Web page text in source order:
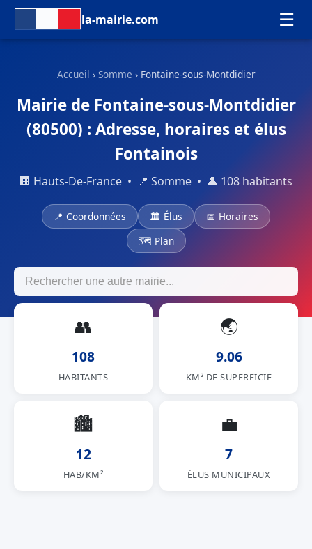
la-mairie.com ☰
Accueil › Somme › Fontaine-sous-Montdidier
Mairie de Fontaine-sous-Montdidier
(80500) : Adresse, horaires et élus
Fontainois
🏢 Hauts-De-France • 📍 Somme • 👤 108 habitants
📍 Coordonnées 🏛 Élus
📅 Horaires
🗺 Plan
👥
108
HABITANTS
🌏
9.06
KM² DE SUPERFICIE
🏙
12
HAB/KM²
💼
7
ÉLUS MUNICIPAUX